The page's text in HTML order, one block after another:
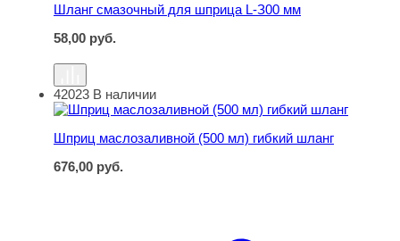
Шланг смазочный для шприца L-З00 мм
58,00 руб.
Шприц маслозаливной (500 мл) гибкий шланг
42023 В наличии
Шприц маслозаливной (500 мл) гибкий шланг
676,00 руб.